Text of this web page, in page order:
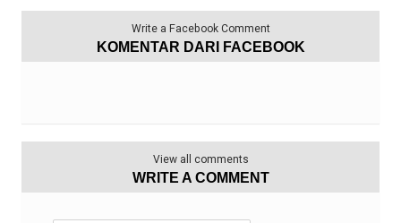
Write a Facebook Comment
KOMENTAR DARI FACEBOOK
View all comments
WRITE A COMMENT